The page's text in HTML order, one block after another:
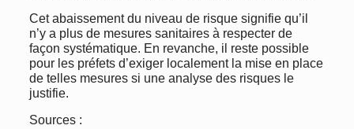
Cet abaissement du niveau de risque signifie qu’il
n’y a plus de mesures sanitaires à respecter de
façon systématique. En revanche, il reste possible
pour les préfets d’exiger localement la mise en place
de telles mesures si une analyse des risques le
justifie.
Sources :